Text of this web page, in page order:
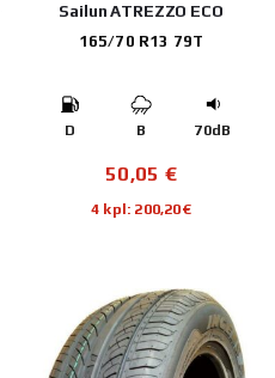
Sailun ATREZZO ECO
165/70 R13 79T
D B 70dB
50,05 €
4 kpl: 200,20€